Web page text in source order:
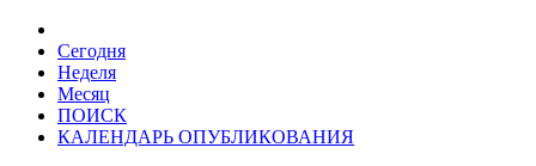
Сегодня
Неделя
Месяц
ПОИСК
КАЛЕНДАРЬ ОПУБЛИКОВАНИЯ